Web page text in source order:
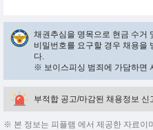
채권추심을 명목으로 현금 수거
비밀번호를 요구할 경우 채용을
다.
※ 보이스피싱 범죄에 가담하면
부적합 공고/마감된 채용정보 신
※ 본 정보는 피플램 에서 제공한 자료이